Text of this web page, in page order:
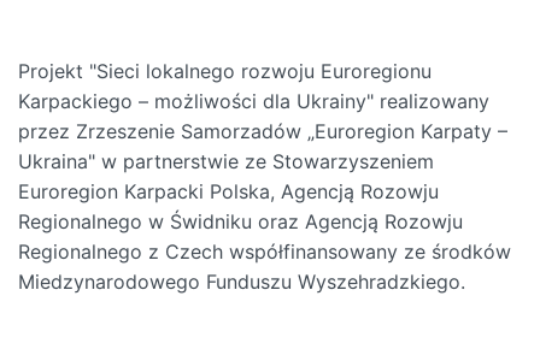
Projekt "Sieci lokalnego rozwoju Euroregionu
Karpackiego – możliwości dla Ukrainy" realizowany
przez Zrzeszenie Samorzadów „Euroregion Karpaty –
Ukraina" w partnerstwie ze Stowarzyszeniem
Euroregion Karpacki Polska, Agencją Rozowju
Regionalnego w Świdniku oraz Agencją Rozowju
Regionalnego z Czech współfinansowany ze środków
Miedzynarodowego Funduszu Wyszehradzkiego.